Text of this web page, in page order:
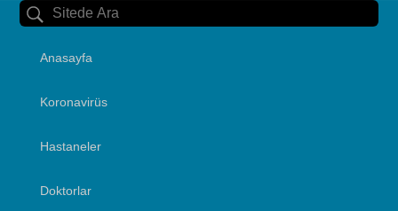
Anasayfa
Koronavirüs
Hastaneler
Doktorlar